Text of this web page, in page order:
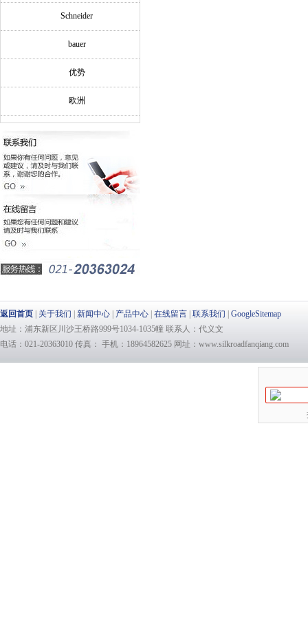
Schneider
bauer
优势
欧洲
返回首页 关于我们 新闻中心 产品中心 在线留言 联系我们
GoogleSitemap
地址：浦东新区川沙王桥路999号1034-1035幢 联系人：代义文
电话：021-20363010 传真： 手机：18964582625 网址：www.silkroadfanqiang.com